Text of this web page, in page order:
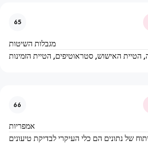
65
מגבלות השיטות
הטיית האישוש, סטראוטיפים, הטיית הזמינות
66
אמפריות
של נתונים הם כלי העיקרי לבדיקת טיעונים